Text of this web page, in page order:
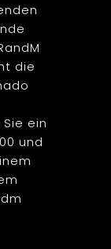
die
ein
und